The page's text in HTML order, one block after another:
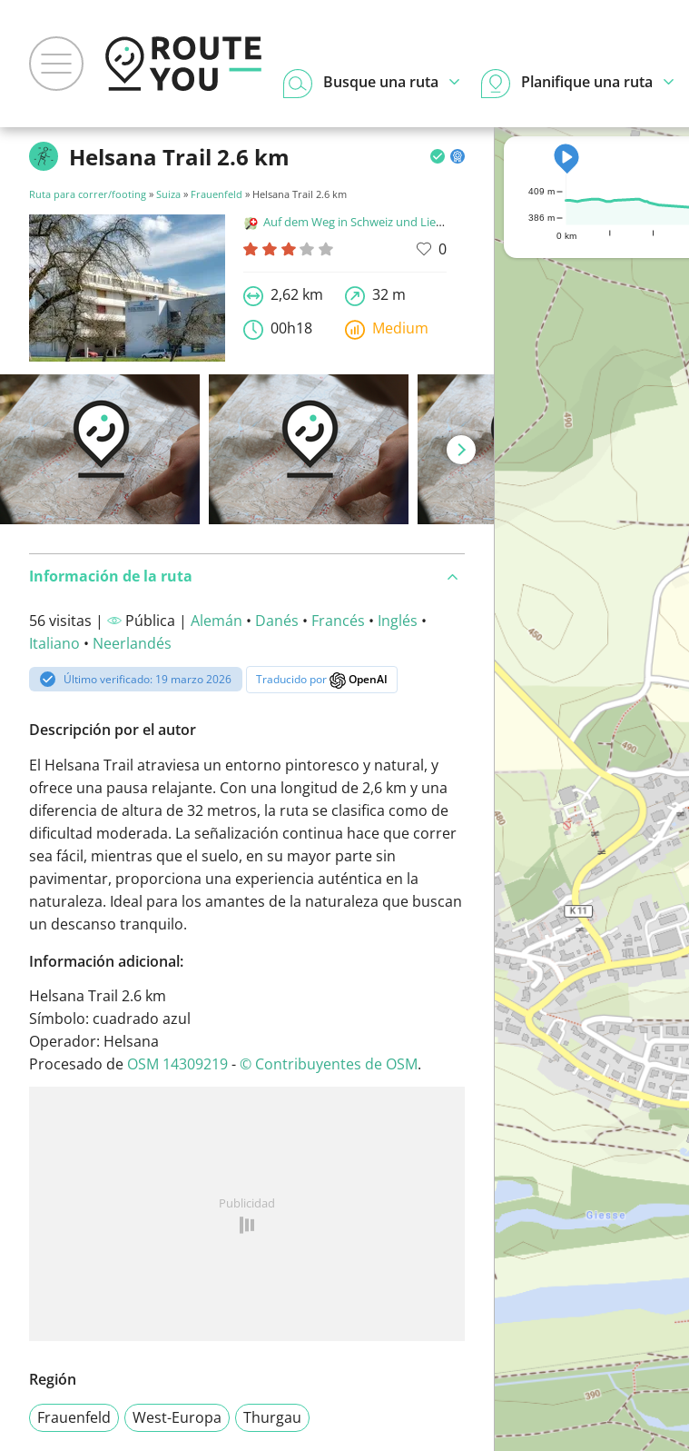
Busque una ruta Planifique una ruta
Helsana Trail 2.6 km
Ruta para correr/footing » Suiza » Frauenfeld » Helsana Trail 2.6 km
Auf dem Weg in Schweiz und Liechtenstein
0
2,62 km
32 m
00h18
Medium
Información de la ruta
56 visitas | Pública | Alemán • Danés • Francés • Inglés •
Italiano • Neerlandés
Último verificado: 19 marzo 2026 Traducido por OpenAI
Descripción por el autor
El Helsana Trail atraviesa un entorno pintoresco y natural, y
ofrece una pausa relajante. Con una longitud de 2,6 km y una
diferencia de altura de 32 metros, la ruta se clasifica como de
dificultad moderada. La señalización continua hace que correr
sea fácil, mientras que el suelo, en su mayor parte sin
pavimentar, proporciona una experiencia auténtica en la
naturaleza. Ideal para los amantes de la naturaleza que buscan
un descanso tranquilo.
Información adicional:
Helsana Trail 2.6 km
Símbolo: cuadrado azul
Operador: Helsana
Procesado de OSM 14309219-© Contribuyentes de OSM.
Publicidad
Región
Frauenfeld
West-Europa Thurgau
0 km
386 m
409 m